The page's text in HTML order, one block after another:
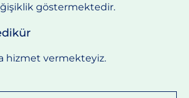
göstermektedir.
hizmet vermekteyiz.